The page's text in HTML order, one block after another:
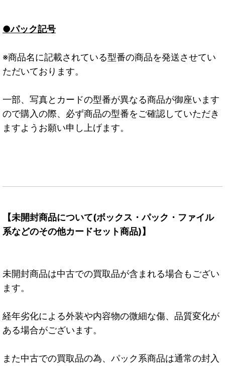
●パック記号
※商品名に記載されている型番の商品を発送させてい
ただいております。
一部、写真とカードの型番が異なる商品が御座います
ので購入の際、必ず商品の型番をご確認していただき
ますようお願い申し上げます。
【未開封商品について(ボックス・パック・ファイル
系などのその他カードセット商品)】
未開封商品は中古での買取品が含まれる場合もござい
ます。
経年劣化による外装や内容物の微細な傷、品質変化が
ある場合がございます。
また中古での買取品の為、パック系商品は通常の封入